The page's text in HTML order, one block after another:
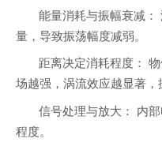
能量消耗与振幅衰减
量，导致振荡幅度减弱。
距离决定消耗程度：
场越强，涡流效应越显著，
信号处理与放大： 内
程度。